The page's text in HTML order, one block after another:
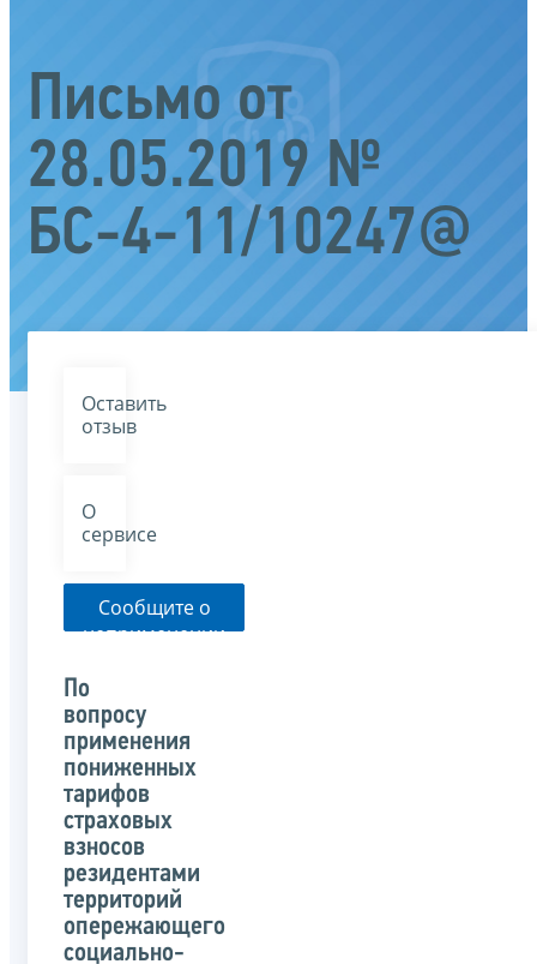
Письмо от
28.05.2019 №
БС-4-11/10247@
Оставить
отзыв
О
сервисе
Сообщите о
неприменении
указанного
письма
По
вопросу
применения
пониженных
тарифов
страховых
взносов
резидентами
территорий
опережающего
социально-